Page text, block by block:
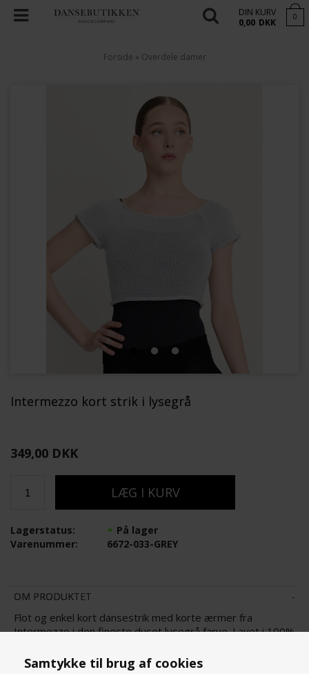
Samtykke til brug af cookies
DIN KURV
0,00 DKK 0
Forside » Overdele damer
Intermezzo kort strik i lysegrå
349,00 DKK
På lager
Lagerstatus:
6672-033-GREY
Varenummer:
OM PRODUKTET
Flot og enkel kort dansestrik med korte ærmer fra
Intermezzo i den fineste duset lysegrå farve. Lavet i 100%
holder dig varm under din danseopvarmning.